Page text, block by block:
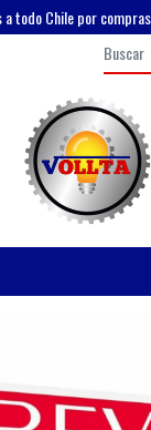
a todo Chile por